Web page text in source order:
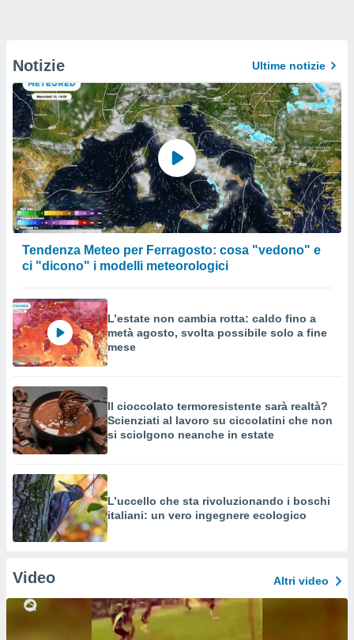
Notizie Ultime notizie
Tendenza Meteo per Ferragosto: cosa "vedono" e
ci "dicono" i modelli meteorologici
L’estate non cambia rotta: caldo fino a
metà agosto, svolta possibile solo a fine
mese
Il cioccolato termoresistente sarà realtà?
Scienziati al lavoro su ciccolatini che non
si sciolgono neanche in estate
L’uccello che sta rivoluzionando i boschi
italiani: un vero ingegnere ecologico
Video Altri video